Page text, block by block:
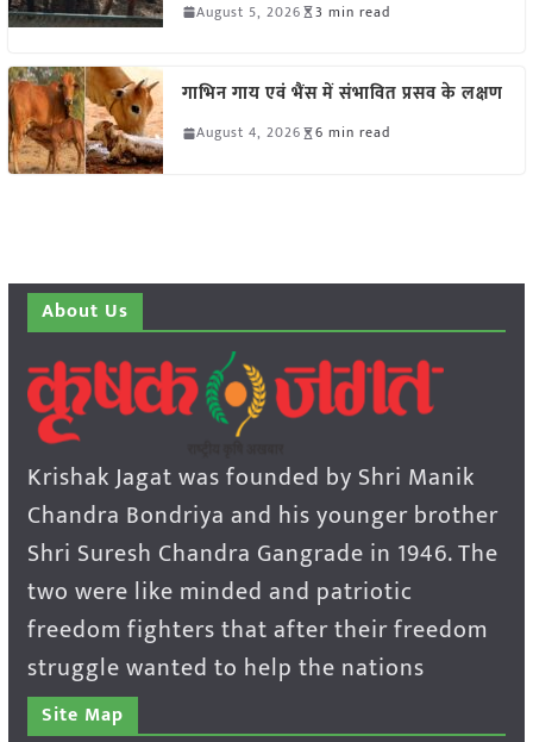
August 5, 2026 3 min read
गाभिन गाय एवं भैंस में संभावित प्रसव के लक्षण
August 4, 2026 6 min read
About Us
Krishak Jagat was founded by Shri Manik
Chandra Bondriya and his younger brother
Shri Suresh Chandra Gangrade in 1946. The
two were like minded and patriotic
freedom fighters that after their freedom
struggle wanted to help the nations
Site Map